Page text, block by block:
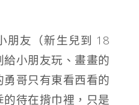
朋友（新生兒到 18
小朋友玩、畫畫的
哥只有東看西看的
待在揹巾裡，只是